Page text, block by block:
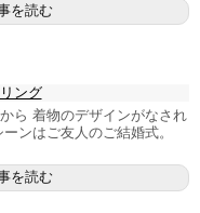
を読む
ング
ら 着物のデザインがなされ
ンはご友人のご結婚式。
を読む